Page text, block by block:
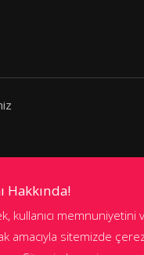
Hakkında!
kullanıcı memnuniyetini
amacıyla sitemizde